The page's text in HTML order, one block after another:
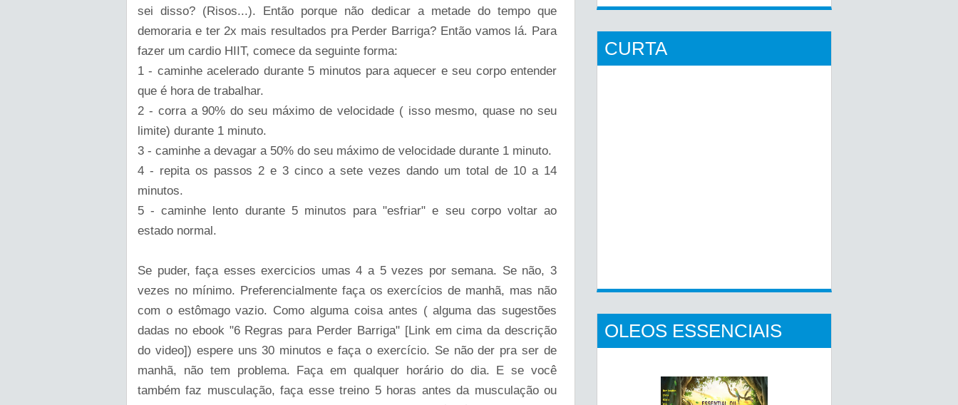
sei disso? (Risos...). Então porque não dedicar a metade do tempo que
demoraria e ter 2x mais resultados pra Perder Barriga? Então vamos lá. Para
fazer um cardio HIIT, comece da seguinte forma:
1 - caminhe acelerado durante 5 minutos para aquecer e seu corpo entender
que é hora de trabalhar.
2 - corra a 90% do seu máximo de velocidade ( isso mesmo, quase no seu
limite) durante 1 minuto.
3 - caminhe a devagar a 50% do seu máximo de velocidade durante 1 minuto.
4 - repita os passos 2 e 3 cinco a sete vezes dando um total de 10 a 14
minutos.
5 - caminhe lento durante 5 minutos para "esfriar" e seu corpo voltar ao
estado normal.
Se puder, faça esses exercicios umas 4 a 5 vezes por semana. Se não, 3
vezes no mínimo. Preferencialmente faça os exercícios de manhã, mas não
com o estômago vazio. Como alguma coisa antes ( alguma das sugestões
dadas no ebook "6 Regras para Perder Barriga" [Link em cima da descrição
do video]) espere uns 30 minutos e faça o exercício. Se não der pra ser de
manhã, não tem problema. Faça em qualquer horário do dia. E se você
também faz musculação, faça esse treino 5 horas antes da musculação ou
CURTA
OLEOS ESSENCIAIS